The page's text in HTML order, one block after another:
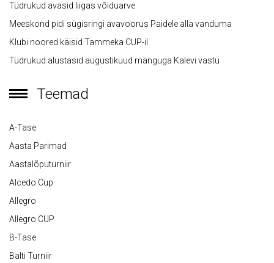
Tüdrukud avasid liigas võiduarve
Meeskond pidi sügisringi avavoorus Paidele alla vanduma
Klubi noored käisid Tammeka CUP-il
Tüdrukud alustasid augustikuud mänguga Kalevi vastu
Teemad
A-Tase
Aasta Parimad
Aastalõputurniir
Alcedo Cup
Allegro
Allegro CUP
B-Tase
Balti Turniir